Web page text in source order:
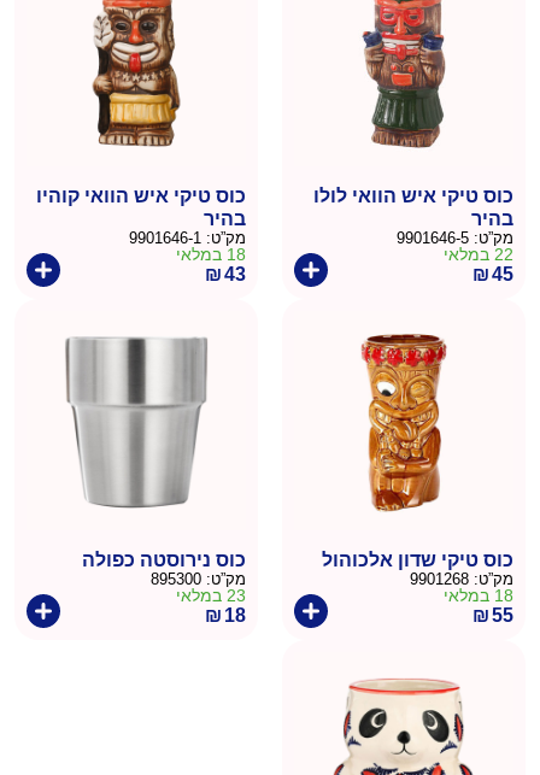
כוס טיקי איש הוואי לולו
בהיר
מק”ט: 9901646-5
22 במלאי
₪45
כוס טיקי איש הוואי קוהיו
בהיר
מק”ט: 9901646-1
18 במלאי
₪43
כוס טיקי שדון אלכוהול
מק”ט: 9901268
18 במלאי
₪55
כוס נירוסטה כפולה
מק”ט: 895300
23 במלאי
₪ 18